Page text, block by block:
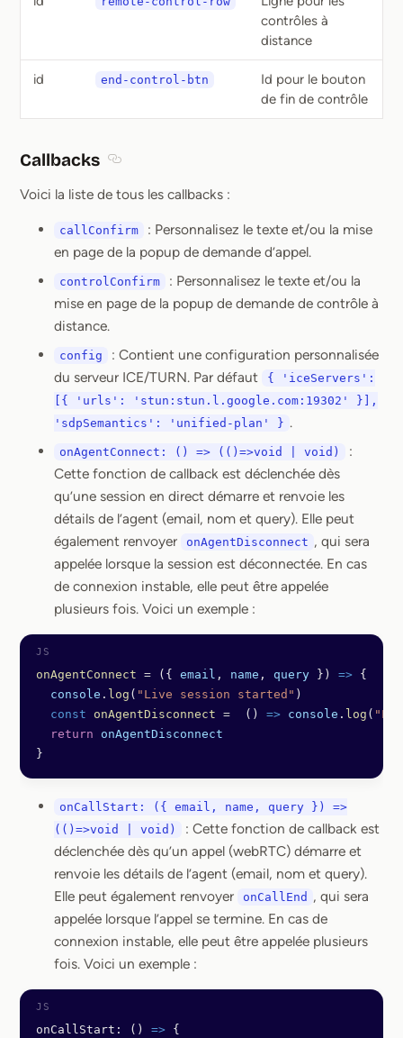
contrôles à
distance
id end-control-btn
Id pour le bouton
de fin de contrôle
Callbacks
Voici la liste de tous les callbacks :
callConfirm
: Personnalisez le texte et/ou la mise
en page de la popup de demande d’appel.
controlConfirm
: Personnalisez le texte et/ou la
mise en page de la popup de demande de contrôle à
distance.
config
: Contient une configuration personnalisée
du serveur ICE/TURN. Par défaut
{ 'iceServers':
[{ 'urls': 'stun:stun.l.google.com:19302' }],
'sdpSemantics': 'unified-plan' } .
onAgentConnect: () => (()=>void | void)
:
Cette fonction de callback est déclenchée dès
qu’une session en direct démarre et renvoie les
détails de l’agent (email, nom et query). Elle peut
également renvoyer
onAgentDisconnect , qui sera
appelée lorsque la session est déconnectée. En cas
de connexion instable, elle peut être appelée
plusieurs fois. Voici un exemple :
onAgentConnect = ({ email , name , query }) => {
  console
. log ( "Live session started" )
  const
onAgentDisconnect =
  ()
=> console . log (
  return
onAgentDisconnect
}
onCallStart: ({ email, name, query }) =>
(()=>void | void)
: Cette fonction de callback est
déclenchée dès qu’un appel (webRTC) démarre et
renvoie les détails de l’agent (email, nom et query).
Elle peut également renvoyer
onCallEnd , qui sera
appelée lorsque l’appel se termine. En cas de
connexion instable, elle peut être appelée plusieurs
fois. Voici un exemple :
onCallStart: () => {